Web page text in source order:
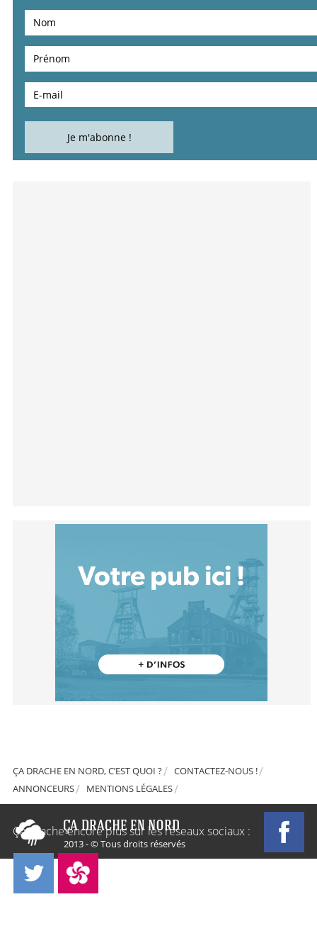
ÇA DRACHE EN NORD, C’EST QUOI ?
CONTACTEZ-NOUS !
ANNONCEURS
MENTIONS LÉGALES
2013 - © Tous droits réservés
Ça Drache encore plus sur les réseaux sociaux :